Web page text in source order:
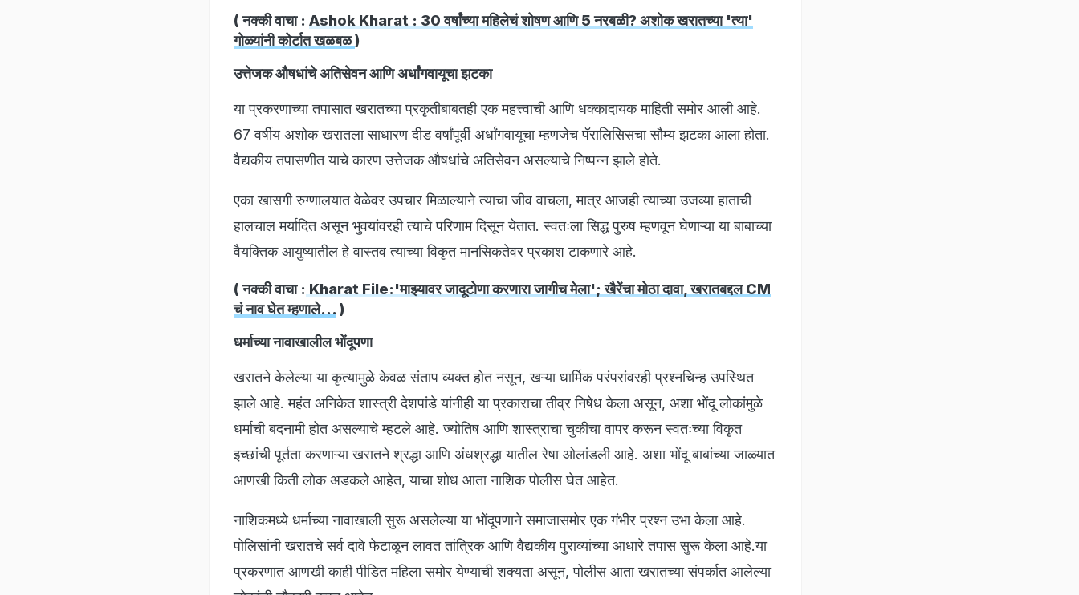
( नक्की वाचा : Ashok Kharat : 30 वर्षांच्या महिलेचं शोषण आणि 5 नरबळी? अशोक खरातच्या 'त्या'
गोळ्यांनी कोर्टात खळबळ)
उत्तेजक औषधांचे अतिसेवन आणि अर्धांगवायूचा झटका
या प्रकरणाच्या तपासात खरातच्या प्रकृतीबाबतही एक महत्त्वाची आणि धक्कादायक माहिती समोर आली आहे.
67 वर्षीय अशोक खरातला साधारण दीड वर्षांपूर्वी अर्धांगवायूचा म्हणजेच पॅरालिसिसचा सौम्य झटका आला होता.
वैद्यकीय तपासणीत याचे कारण उत्तेजक औषधांचे अतिसेवन असल्याचे निष्पन्न झाले होते.
एका खासगी रुग्णालयात वेळेवर उपचार मिळाल्याने त्याचा जीव वाचला, मात्र आजही त्याच्या उजव्या हाताची
हालचाल मर्यादित असून भुवयांवरही त्याचे परिणाम दिसून येतात. स्वतःला सिद्ध पुरुष म्हणवून घेणाऱ्या या बाबाच्या
वैयक्तिक आयुष्यातील हे वास्तव त्याच्या विकृत मानसिकतेवर प्रकाश टाकणारे आहे.
( नक्की वाचा : Kharat File:'माझ्यावर जादूटोणा करणारा जागीच मेला'; खैरेंचा मोठा दावा, खरातबद्दल CM
चं नाव घेत म्हणाले... )
धर्माच्या नावाखालील भोंदूपणा
खरातने केलेल्या या कृत्यामुळे केवळ संताप व्यक्त होत नसून, खऱ्या धार्मिक परंपरांवरही प्रश्नचिन्ह उपस्थित
झाले आहे. महंत अनिकेत शास्त्री देशपांडे यांनीही या प्रकाराचा तीव्र निषेध केला असून, अशा भोंदू लोकांमुळे
धर्माची बदनामी होत असल्याचे म्हटले आहे. ज्योतिष आणि शास्त्राचा चुकीचा वापर करून स्वतःच्या विकृत
इच्छांची पूर्तता करणाऱ्या खरातने श्रद्धा आणि अंधश्रद्धा यातील रेषा ओलांडली आहे. अशा भोंदू बाबांच्या जाळ्यात
आणखी किती लोक अडकले आहेत, याचा शोध आता नाशिक पोलीस घेत आहेत.
नाशिकमध्ये धर्माच्या नावाखाली सुरू असलेल्या या भोंदूपणाने समाजासमोर एक गंभीर प्रश्न उभा केला आहे.
पोलिसांनी खरातचे सर्व दावे फेटाळून लावत तांत्रिक आणि वैद्यकीय पुराव्यांच्या आधारे तपास सुरू केला आहे.या
प्रकरणात आणखी काही पीडित महिला समोर येण्याची शक्यता असून, पोलीस आता खरातच्या संपर्कात आलेल्या